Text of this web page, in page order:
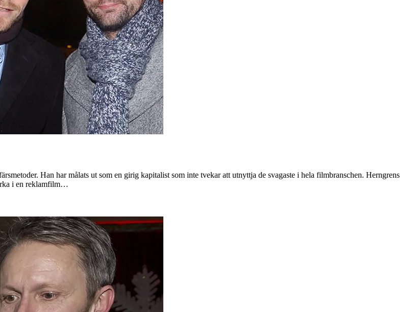
Han har målats ut som en girig kapitalist som inte tvekar att utnyttja de svagaste i hela filmbranschen. Herngrens
i en reklamfilm…